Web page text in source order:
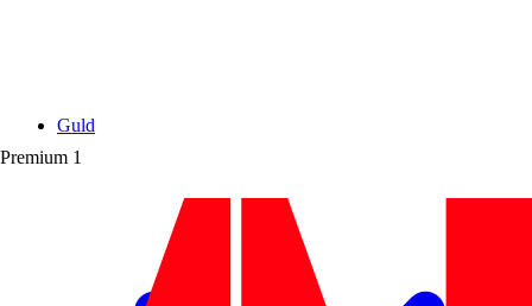
Premium 1
Guld